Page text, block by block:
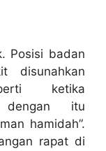
Posisi badan
disunahkan
ketika
dengan itu
hamidah”.
rapat di